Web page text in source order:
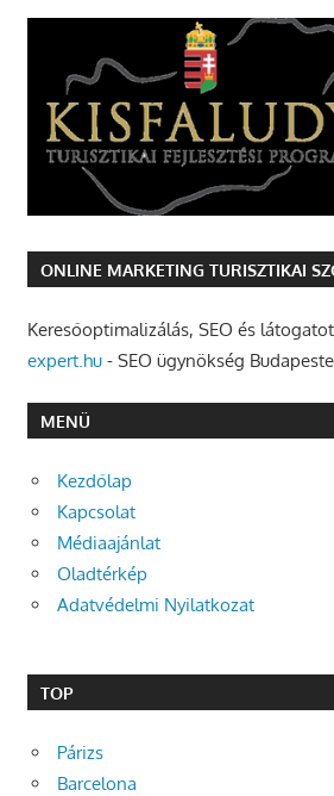
ONLINE MARKETING TURISZTIKAI
Keresőoptimalizálás, SEO és
expert.hu- SEO ügynökség
MENÜ
Kezdőlap
Kapcsolat
Médiaajánlat
Oladtérkép
Adatvédelmi Nyilatkozat
TOP
Párizs
Barcelona